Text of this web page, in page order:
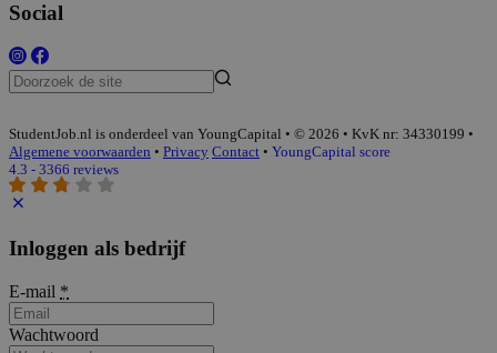
Social
StudentJob.nl is onderdeel van YoungCapital • © 2026 • KvK nr: 34330199 •
Algemene voorwaarden • Privacy Contact • YoungCapital score
4.3 - 3366 reviews
Inloggen als bedrijf
E-mail *
Wachtwoord